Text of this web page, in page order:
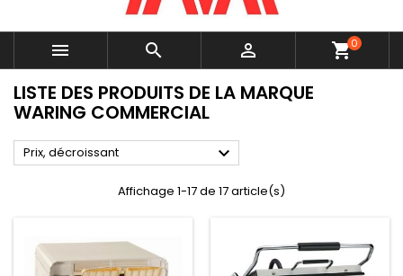
   shopping_cart0
LISTE DES PRODUITS DE LA MARQUE
WARING COMMERCIAL
Prix, décroissant 
Affichage 1-17 de 17 article(s)